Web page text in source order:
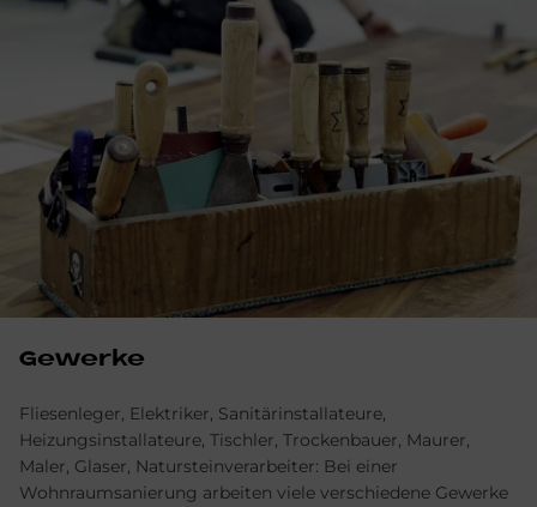
Gewerke
Fliesenleger, Elektriker, Sanitärinstallateure,
Heizungsinstallateure, Tischler, Trockenbauer, Maurer,
Maler, Glaser, Natursteinverarbeiter: Bei einer
Wohnraumsanierung arbeiten viele verschiedene Gewerke